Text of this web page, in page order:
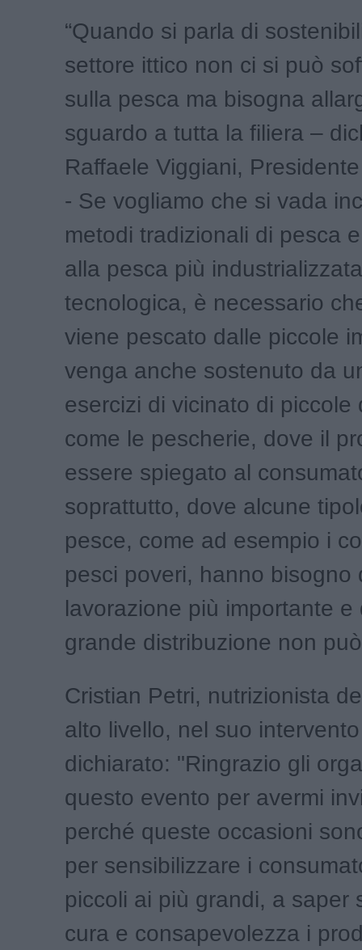
“Quando si parla di
settore ittico non ci si può
sulla pesca ma bisogna
sguardo a tutta la filiera –
Raffaele Viggiani,
- Se vogliamo che si vada
metodi tradizionali di pesca
alla pesca più
tecnologica, è necessario
viene pescato dalle piccole
venga anche sostenuto da
esercizi di vicinato di piccole
come le pescherie, dove il
essere spiegato al
soprattutto, dove alcune
pesce, come ad esempio i
pesci poveri, hanno bisogno
lavorazione più importante e
grande distribuzione non
Cristian Petri, nutrizionista
alto livello, nel suo
dichiarato: "Ringrazio gli
questo evento per avermi
perché queste occasioni
per sensibilizzare i
piccoli ai più grandi, a saper
cura e consapevolezza i